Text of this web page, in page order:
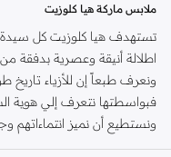
ملابس ماركة هيا كلوزيت
ونعرف طبعاً إن للأزياء تاريخ
فبواسطتها نتعرف إلي هوية
ونستطيع أن نميز انتماءاتهم